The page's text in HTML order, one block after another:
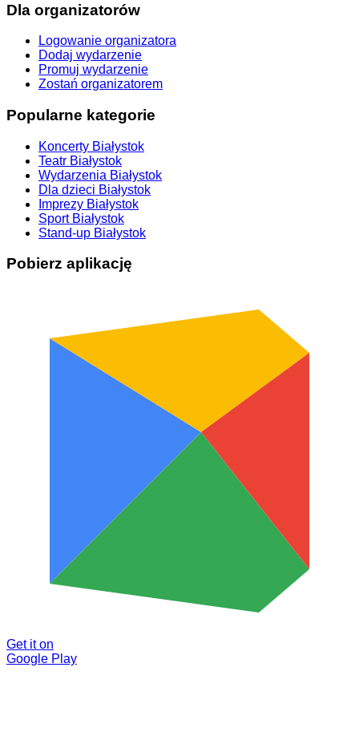
Dla organizatorów
Logowanie organizatora
Dodaj wydarzenie
Promuj wydarzenie
Zostań organizatorem
Popularne kategorie
Koncerty Białystok
Teatr Białystok
Wydarzenia Białystok
Dla dzieci Białystok
Imprezy Białystok
Sport Białystok
Stand-up Białystok
Pobierz aplikację
Get it on
Google Play